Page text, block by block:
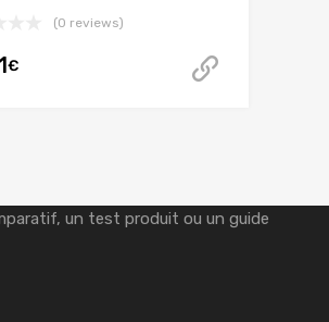
(0 reviews)
€
un test produit ou un guide